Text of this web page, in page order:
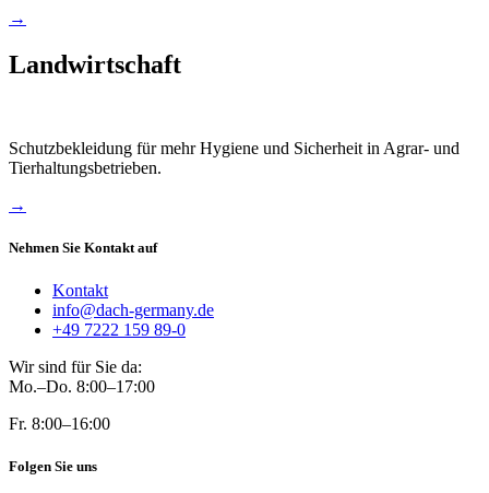
→
Landwirtschaft
Schutzbekleidung für mehr Hygiene und Sicherheit in Agrar- und
Tierhaltungsbetrieben.
→
Nehmen Sie Kontakt auf
Kontakt
info@dach-germany.de
+49 7222 159 89-0
Wir sind für Sie da:
Mo.–Do. 8:00–17:00
Fr. 8:00–16:00
Folgen Sie uns